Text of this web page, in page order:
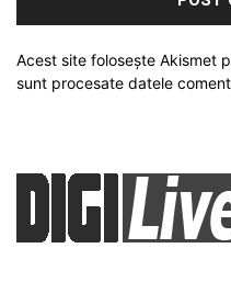
Acest site folosește Akismet
sunt procesate datele